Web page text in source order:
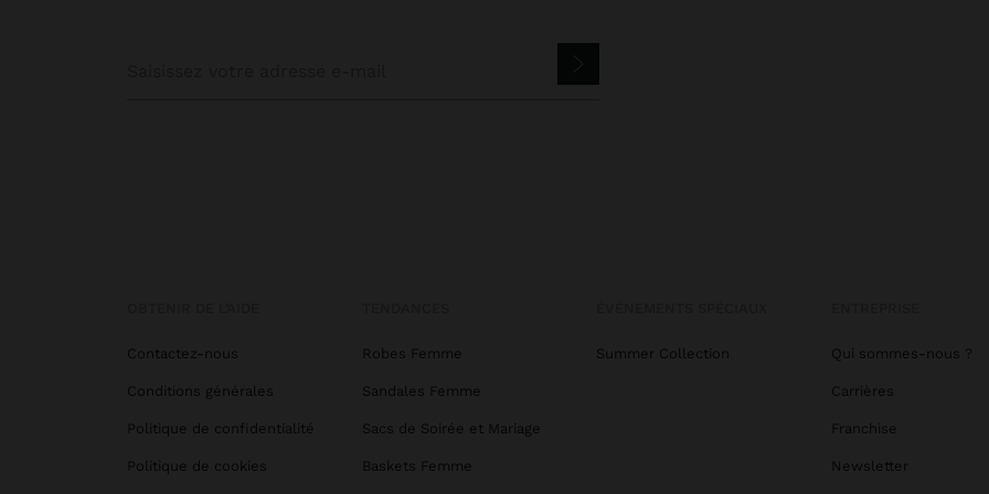
Contactez-nous
Conditions générales
Politique de confidentialité
Politique de cookies
Robes Femme
Sandales Femme
Sacs de Soirée et Mariage
Baskets Femme
Summer Collection Qui sommes-nous ?
Carrières
Franchise
Newsletter